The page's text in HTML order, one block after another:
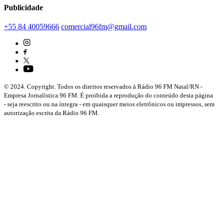
Publicidade
+55 84 40059666 comercial96fm@gmail.com
© 2024. Copyright. Todos os direitos reservados à Rádio 96 FM Natal/RN -
Empresa Jornalística 96 FM. É proibida a reprodução do conteúdo desta página
- seja reescrito ou na íntegra - em quaisquer meios eletrônicos ou impressos, sem
autorização escrita da Rádio 96 FM.